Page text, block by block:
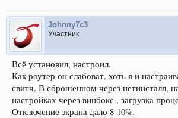
Johnny7c3
Участник
Всё установил, настроил.
Как роутер он слабоват, хоть я и
свитч. В сброшенном через нетинсталл,
настройках через винбокс , загрузка
Отключение экрана дало 8-10%.